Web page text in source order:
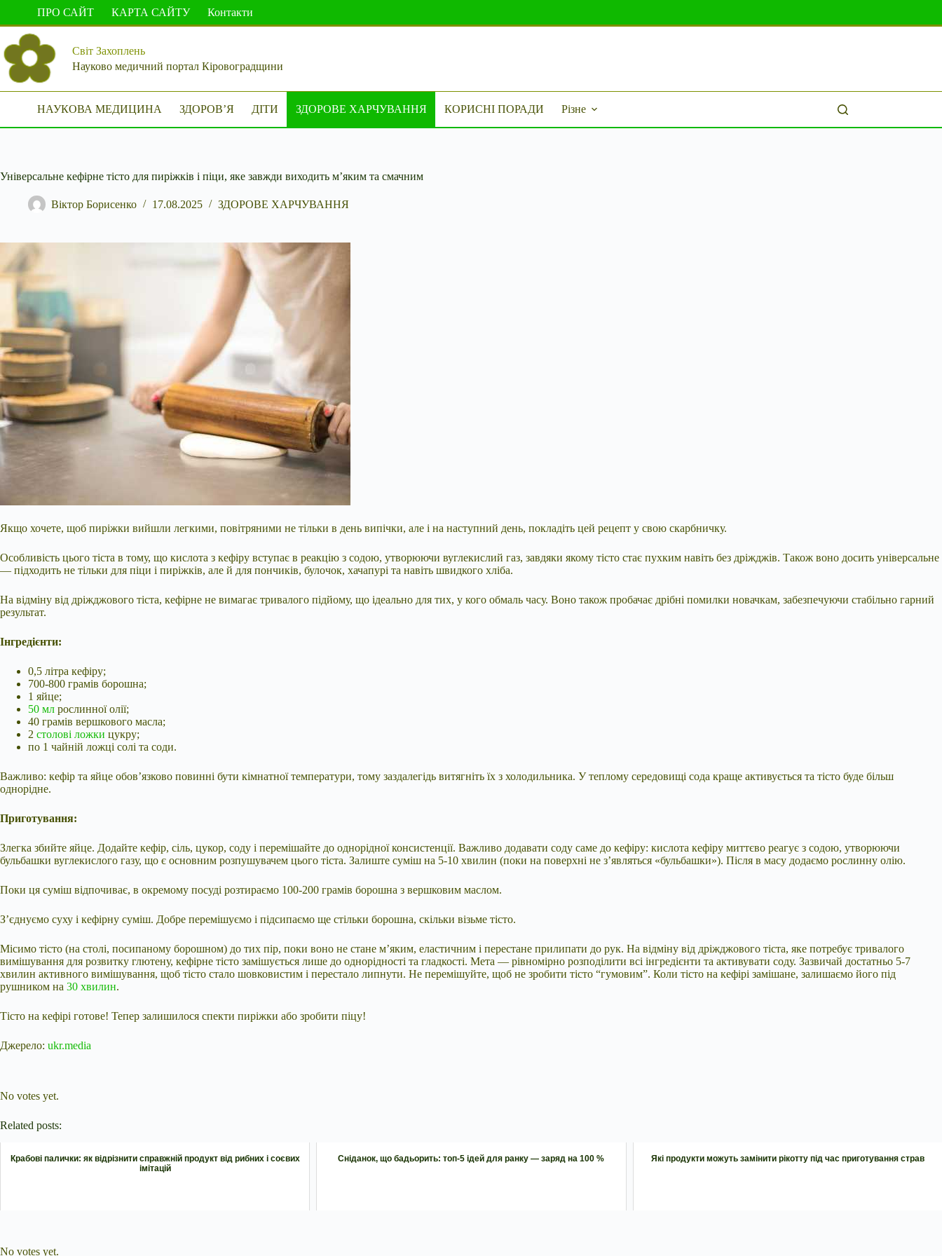
вмісту
ПРО САЙТ КАРТА САЙТУ Контакти
Світ Захоплень
Науково медичний портал Кіровоградщини
НАУКОВА МЕДИЦИНА ЗДОРОВ’Я ДІТИ ЗДОРОВЕ ХАРЧУВАННЯ КОРИСНІ ПОРАДИ Різне
Універсальне кефірне тісто для пиріжків і піци, яке завжди виходить м’яким та смачним
Віктор Борисенко 17.08.2025 ЗДОРОВЕ ХАРЧУВАННЯ
Якщо хочете, щоб пиріжки вийшли легкими, повітряними не тільки в день випічки, але і на наступний день, покладіть цей рецепт у свою скарбничку.
Особливість цього тіста в тому, що кислота з кефіру вступає в реакцію з содою, утворюючи вуглекислий газ, завдяки якому тісто стає пухким навіть без дріжджів. Також воно досить універсальне
— підходить не тільки для піци і пиріжків, але й для пончиків, булочок, хачапурі та навіть швидкого хліба.
На відміну від дріжджового тіста, кефірне не вимагає тривалого підйому, що ідеально для тих, у кого обмаль часу. Воно також пробачає дрібні помилки новачкам, забезпечуючи стабільно гарний
результат.
Інгредієнти:
0,5 літра кефіру;
700-800 грамів борошна;
1 яйце;
50 мл рослинної олії;
40 грамів вершкового масла;
2 столові ложки цукру;
по 1 чайній ложці солі та соди.
Важливо: кефір та яйце обов’язково повинні бути кімнатної температури, тому заздалегідь витягніть їх з холодильника. У теплому середовищі сода краще активується та тісто буде більш
однорідне.
Приготування:
Злегка збийте яйце. Додайте кефір, сіль, цукор, соду і перемішайте до однорідної консистенції. Важливо додавати соду саме до кефіру: кислота кефіру миттєво реагує з содою, утворюючи
бульбашки вуглекислого газу, що є основним розпушувачем цього тіста. Залиште суміш на 5-10 хвилин (поки на поверхні не з’являться «бульбашки»). Після в масу додаємо рослинну олію.
Поки ця суміш відпочиває, в окремому посуді розтираємо 100-200 грамів борошна з вершковим маслом.
З’єднуємо суху і кефірну суміш. Добре перемішуємо і підсипаємо ще стільки борошна, скільки візьме тісто.
Місимо тісто (на столі, посипаному борошном) до тих пір, поки воно не стане м’яким, еластичним і перестане прилипати до рук. На відміну від дріжджового тіста, яке потребує тривалого
вимішування для розвитку глютену, кефірне тісто замішується лише до однорідності та гладкості. Мета — рівномірно розподілити всі інгредієнти та активувати соду. Зазвичай достатньо 5-7
хвилин активного вимішування, щоб тісто стало шовковистим і перестало липнути. Не перемішуйте, щоб не зробити тісто “гумовим”. Коли тісто на кефірі замішане, залишаємо його під
рушником на 30 хвилин.
Тісто на кефірі готове! Тепер залишилося спекти пиріжки або зробити піцу!
Джерело: ukr.media
No votes yet.
Related posts:
Крабові палички: як відрізнити справжній продукт від рибних і соєвих
імітацій
Сніданок, що бадьорить: топ-5 ідей для ранку — заряд на 100 % Які продукти можуть замінити рікотту під час приготування страв
No votes yet.